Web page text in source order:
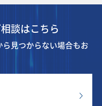
談はこちら
見つからない場合もお